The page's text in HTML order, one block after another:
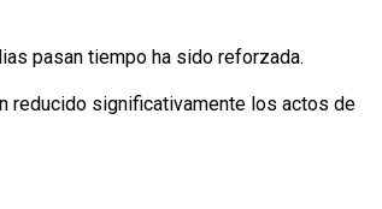
pasan tiempo ha sido reforzada.
reducido significativamente los actos de